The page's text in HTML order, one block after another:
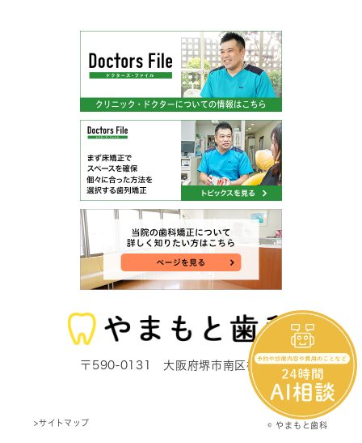
〒590-0131 大阪府堺市南区栂422
>サイトマップ © やまもと歯科